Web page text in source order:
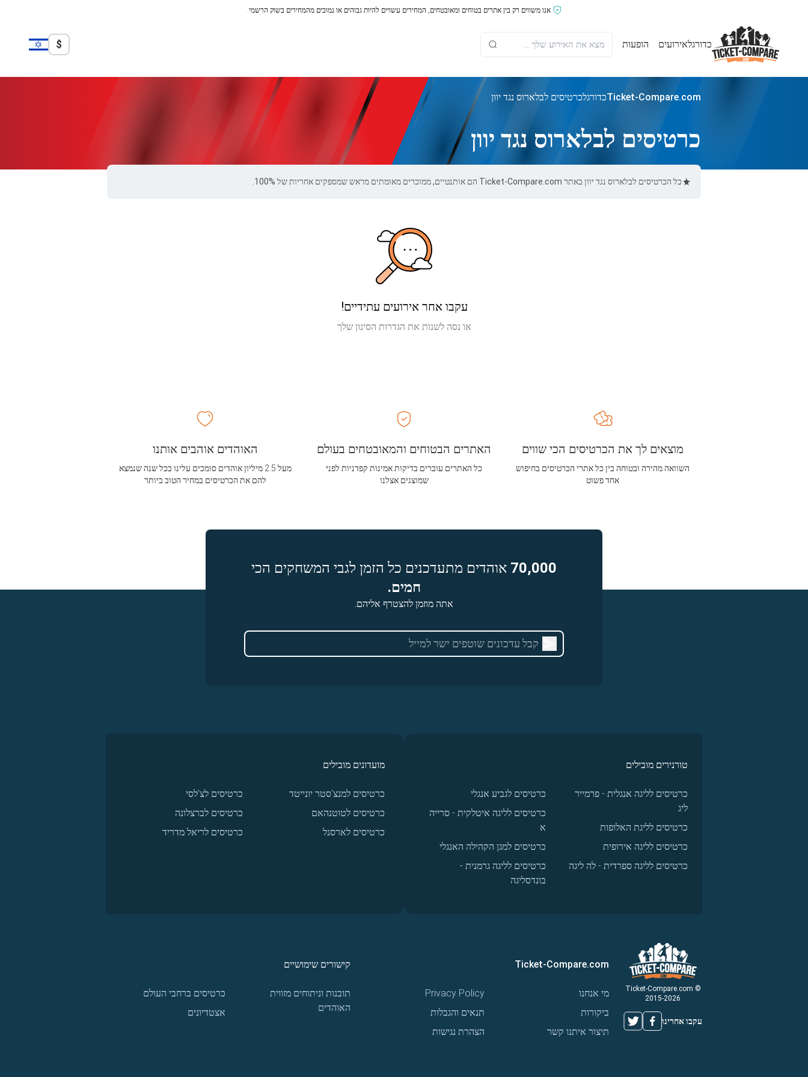
אנו משווים רק בין אתרים בטוחים ומאובטחים, המחירים עשויים להיות גבוהים או נמוכים מהמחירים בשוק הרשמי.
כדורגלאירועים הופעות $
Ticket-Compare.comכדורגלכרטיסים לבלארוס נגד יוון
כרטיסים לבלארוס נגד יוון
כל הכרטיסים לבלארוס נגד יוון באתר Ticket-Compare.com הם אותנטיים, ממוכרים מאומתים מראש שמספקים אחריות של 100%.
עקבו אחר אירועים עתידיים!
או נסה לשנות את הגדרות הסינון שלך
האתרים הבטוחים והמאובטחים בעולם
כל האתרים עוברים בדיקות אמינות קפדניות לפני
שמוצגים אצלנו
מוצאים לך את הכרטיסים הכי שווים
השוואה מהירה ובטוחה בין כל אתרי הכרטיסים בחיפוש
אחד פשוט
האוהדים אוהבים אותנו
מעל 2.5 מיליון אוהדים סומכים עלינו בכל שנה שנמצא
להם את הכרטיסים במחיר הטוב ביותר
70,000 אוהדים מתעדכנים כל הזמן לגבי המשחקים הכי
חמים.
אתה מוזמן להצטרף אליהם.
טורנירים מובילים
כרטיסים לליגה אנגלית - פרמייר
ליג
כרטיסים לליגת האלופות
כרטיסים לליגה אירופית
כרטיסים לליגה ספרדית - לה ליגה
כרטיסים לגביע אנגלי
כרטיסים לליגה איטלקית - סרייה
א
כרטיסים למגן הקהילה האנגלי
כרטיסים לליגה גרמנית -
בונדסליגה
מועדונים מובילים
כרטיסים למנצ'סטר יונייטד
כרטיסים לטוטנהאם
כרטיסים לארסנל
כרטיסים לצ'לסי
כרטיסים לברצלונה
כרטיסים לריאל מדריד
© Ticket-Compare.com
2015-2026
עקבו אחרינו
Ticket-Compare.com
מי אנחנו
ביקורות
תיצור איתנו קשר
Privacy Policy
תנאים והגבלות
הצהרת נגישות
קישורים שימושיים
תובנות וניתוחים מזווית
האוהדים
כרטיסים ברחבי העולם
אצטדיונים